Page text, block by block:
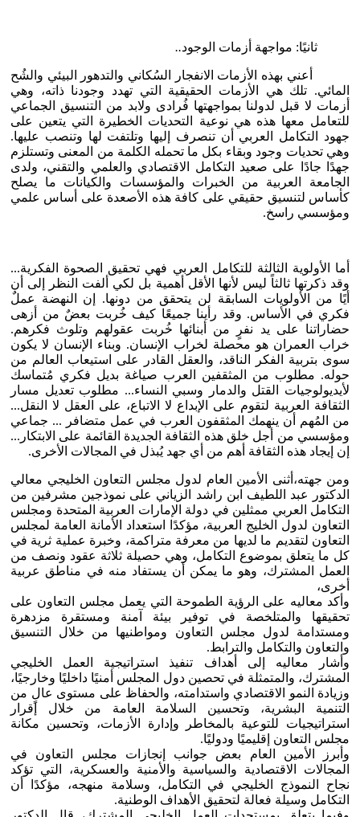
ثانيًا: مواجهة أزمات الوجود..
أعني بهذه الأزمات الانفجار السُكاني والتدهور البيئي والشُح
المائي. تلك هي الأزمات الحقيقية التي تهدد وجودنا ذاته، وهي
أزمات لا قبل لدولنا بمواجهتها فُرادى ولابد من التنسيق الجماعي
للتعامل معها هذه هي نوعية التحديات الخطيرة التي يتعين على
جهود التكامل العربي أن تنصرف إليها وتلتفت لها وتنصب عليها.
وهي تحديات وجود وبقاء بكل ما تحمله الكلمة من المعنى وتستلزم
جهدًا جادًا على صعيد التكامل الاقتصادي والعلمي والتقني، ولدى
الجامعة العربية من الخبرات والمؤسسات والكيانات ما يصلح
كأساس لتنسيق حقيقي على كافة هذه الأصعدة على أساس علمي
ومؤسسي راسخ.
أما الأولوية الثالثة للتكامل العربي فهي تحقيق الصحوة الفكرية...
وقد ذكرتها ثالثاً ليس لأنها الأقل أهمية بل لكي ألفت النظر إلى أن
أيًا من الأولويات السابقة لن يتحقق من دونها. إن النهضة عملٌ
فكري في الأساس. وقد رأينا جميعًا كيف خُربت بعضٌ من أزهى
حضاراتنا على يد نفرٍ من أبنائها خُربت عقولهم وتلوث فكرهم.
خراب العمران هو محصلة لخراب الإنسان. وبناء الإنسان لا يكون
سوى بتربية الفكر الناقد، والعقل القادر على استيعاب العالم من
حوله. مطلوب من المثقفين العرب صياغة بديل فكري مُتماسك
لأيديولوجيات القتل والدمار وسبي النساء... مطلوب تعديل مسار
الثقافة العربية لتقوم على الإبداع لا الاتباع، على العقل لا النقل...
من المُهم أن ينهمك المثقفون العرب في عمل متضافر ... جماعي
ومؤسسي من أجل خلق هذه الثقافة الجديدة القائمة على الابتكار...
إن إيجاد هذه الثقافة أهم من أي جهد يُبذل في المجالات الأخرى.
ومن جهته،أثنى الأمين العام لدول مجلس التعاون الخليجي معالي
الدكتور عبد اللطيف ابن راشد الزياني على نموذجين مشرفين من
التكامل العربي ممثلين في دولة الإمارات العربية المتحدة ومجلس
التعاون لدول الخليج العربية، مؤكدًا استعداد الأمانة العامة لمجلس
التعاون لتقديم ما لديها من معرفة متراكمة، وخبرة عملية ثرية في
كل ما يتعلق بموضوع التكامل، وهي حصيلة ثلاثة عقود ونصف من
العمل المشترك، وهو ما يمكن أن يستفاد منه في مناطق عربية
أخرى،
وأكد معاليه على الرؤية الطموحة التي يعمل مجلس التعاون على
تحقيقها والمتلخصة في توفير بيئة آمنة ومستقرة مزدهرة
ومستدامة لدول مجلس التعاون ومواطنيها من خلال التنسيق
والتعاون والتكامل والترابط.
وأشار معاليه إلى أهداف تنفيذ استراتيجية العمل الخليجي
المشترك، والمتمثلة في تحصين دول المجلس أمنيًا داخليًا وخارجيًا،
وزيادة النمو الاقتصادي واستدامته، والحفاظ على مستوى عالٍ من
التنمية البشرية، وتحسين السلامة العامة من خلال إقرار
استراتيجيات للتوعية بالمخاطر وإدارة الأزمات، وتحسين مكانة
مجلس التعاون إقليميًا ودوليًا.
وأبرز الأمين العام بعض جوانب إنجازات مجلس التعاون في
المجالات الاقتصادية والسياسية والأمنية والعسكرية، التي تؤكد
نجاح النموذج الخليجي في التكامل، وسلامة منهجه، مؤكدًا أن
التكامل وسيلة فعالة لتحقيق الأهداف الوطنية.